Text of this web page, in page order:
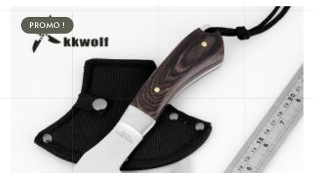
PROMO !